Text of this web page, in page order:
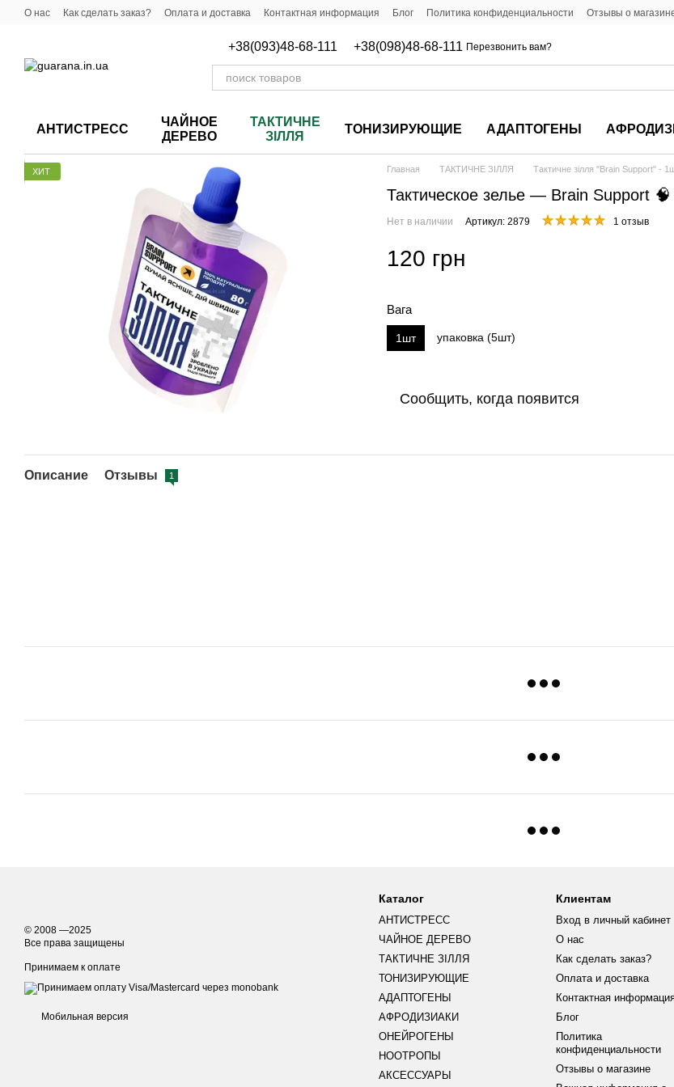
Перейти к основному контенту
О нас Как сделать заказ? Оплата и доставка Контактная информация Блог Политика конфиденциальности Отзывы о
+38(093)48-68-111 +38(098)48-68-111 Перезвонить вам?
АНТИСТРЕСС
ЧАЙНОЕ
ДЕРЕВО
ТАКТИЧНЕ
ЗІЛЛЯ
ТОНИЗИРУЮЩИЕ АДАПТОГЕНЫ
ХИТ Главная ТАКТИЧНЕ ЗІЛЛЯ Тактичне зілля "Brain Support" -
Тактическое зелье — Brain Support
Нет в наличии Артикул: 2879 1 отзыв
120 грн
Вага
1шт упаковка (5шт)
Сообщить, когда появится
Описание Отзывы 1
© 2008 —2025
Все права защищены
Принимаем к оплате
Мобильная версия
Каталог
АНТИСТРЕСС
ЧАЙНОЕ ДЕРЕВО
ТАКТИЧНЕ ЗІЛЛЯ
ТОНИЗИРУЮЩИЕ
АДАПТОГЕНЫ
АФРОДИЗИАКИ
ОНЕЙРОГЕНЫ
НООТРОПЫ
АКСЕССУАРЫ
Клиентам
Вход в личный кабинет
О нас
Как сделать заказ?
Оплата и доставка
Контактная
Блог
Политика
конфиденциальности
Отзывы о магазине